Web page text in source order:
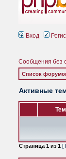
Вход
Сообщения без
Список
Активные
Страница 1 из 1 [